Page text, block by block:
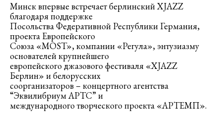
Минск впервые встречает берлинский XJAZZ
благодаря поддержке
Посольства Федеративной Республики Германия,
проекта Европейского
Союза «MOST», компании «Регула», энтузиазму
основателей крупнейшего
европейского джазового фестиваля «XJAZZ
Берлин» и белорусских
соорганизаторов – концертного агентства
“Эквилибриум АРТС” и
международного творческого проекта «АРТЕМП».